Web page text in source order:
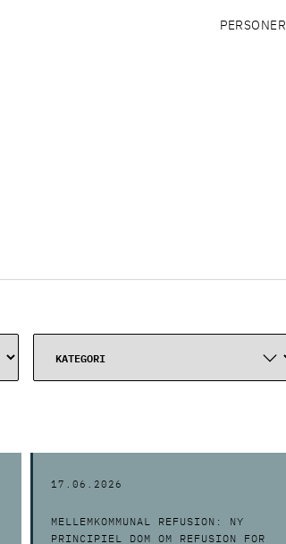
PERSONER
17.06.2026
MELLEMKOMMUNAL REFUSION: NY
PRINCIPIEL DOM OM REFUSION FOR